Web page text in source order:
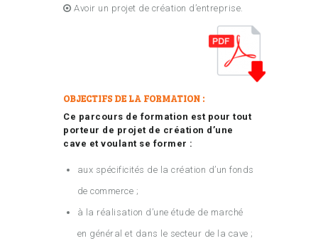
Avoir un projet de création d’entreprise.
OBJECTIFS DE LA FORMATION :
Ce parcours de formation est pour tout
porteur de projet de création d’une
cave et voulant se former :
aux spécificités de la création d’un fonds
de commerce ;
à la réalisation d’une étude de marché
en général et dans le secteur de la cave ;